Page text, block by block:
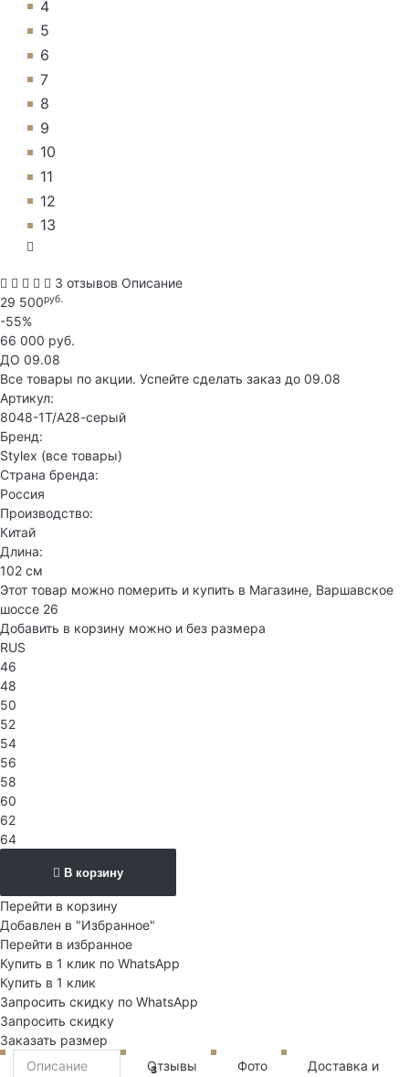
4
5
6
7
8
9
10
11
12
13
3 отзывов Описание
29 500руб.
-55%
66 000 руб.
ДО 09.08
Все товары по акции. Успейте сделать заказ до 09.08
Артикул:
8048-1T/А28-серый
Бренд:
Stylex (все товары)
Страна бренда:
Россия
Производство:
Китай
Длина:
102 см
Этот товар можно померить и купить в Магазине, Варшавское
шоссе 26
Добавить в корзину можно и без размера
RUS
46
48
50
52
54
56
58
60
62
64
В корзину
Перейти в корзину
Добавлен в "Избранное"
Перейти в избранное
Купить в 1 клик по WhatsApp
Купить в 1 клик
Запросить скидку по WhatsApp
Запросить скидку
Заказать размер
Описание
Отзывы
3 Фото Доставка и